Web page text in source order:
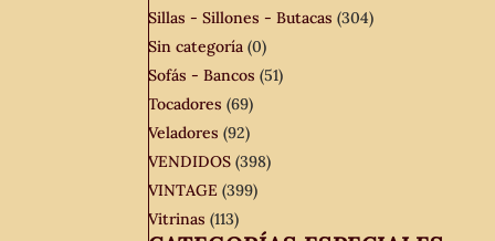
Sillas - Sillones - Butacas (304)
Sin categoría (0)
Sofás - Bancos (51)
Tocadores (69)
Veladores (92)
VENDIDOS (398)
VINTAGE (399)
Vitrinas (113)